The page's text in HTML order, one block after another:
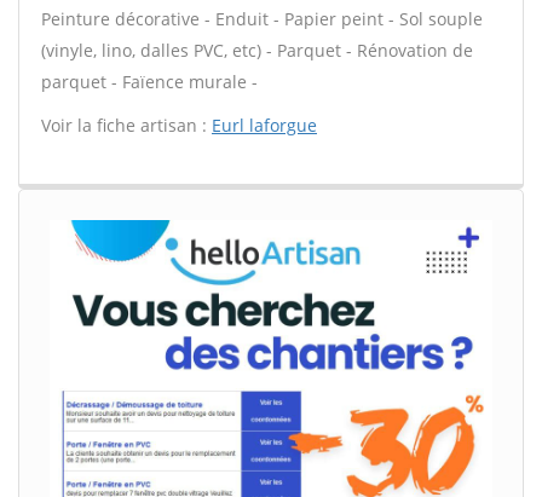
Peinture décorative - Enduit - Papier peint - Sol souple
(vinyle, lino, dalles PVC, etc) - Parquet - Rénovation de
parquet - Faïence murale -
Voir la fiche artisan : Eurl laforgue